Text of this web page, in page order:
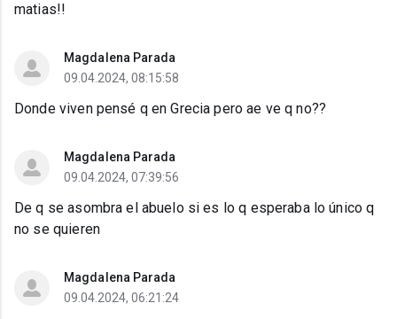
matias!!
Magdalena Parada
09.04.2024, 08:15:58
Donde viven pensé q en Grecia pero ae ve q no??
Magdalena Parada
09.04.2024, 07:39:56
De q se asombra el abuelo si es lo q esperaba lo único q
no se quieren
Magdalena Parada
09.04.2024, 06:21:24